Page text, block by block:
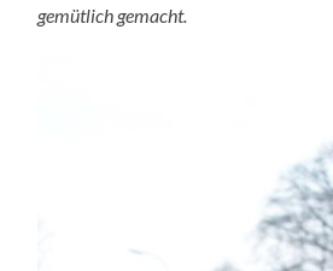
gemütlich gemacht.